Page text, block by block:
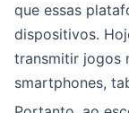
que essas
dispositivos.
transmitir jogos
smartphones,